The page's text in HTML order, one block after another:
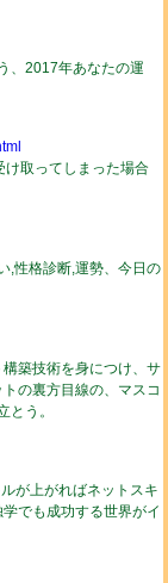
、2017年あなたの運
け取ってしまった場合
,性格診断,運勢、今日の
築技術を身につけ、サ
の裏方目線の、マスコ
とう。
が上がればネットスキ
でも成功する世界がイ